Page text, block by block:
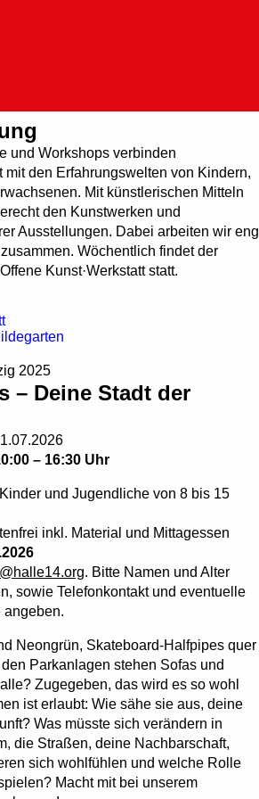
und Workshops verbinden
den Erfahrungswelten von Kindern,
Mit künstlerischen Mitteln
den Kunstwerken und
Ausstellungen. Dabei arbeiten wir eng
Wöchentlich findet der
Kunst·Werkstatt statt.
2025
– Deine Stadt der
– 16:30 Uhr
und Jugendliche von 8 bis 15
inkl. Material und Mittagessen
. Bitte Namen und Alter
sowie Telefonkontakt und eventuelle
angeben.
Neongrün, Skateboard-Halfpipes quer
Parkanlagen stehen Sofas und
Zugegeben, das wird es so wohl
ist erlaubt: Wie sähe sie aus, deine
Was müsste sich verändern in
die Straßen, deine Nachbarschaft,
sich wohlfühlen und welche Rolle
Macht mit bei unserem